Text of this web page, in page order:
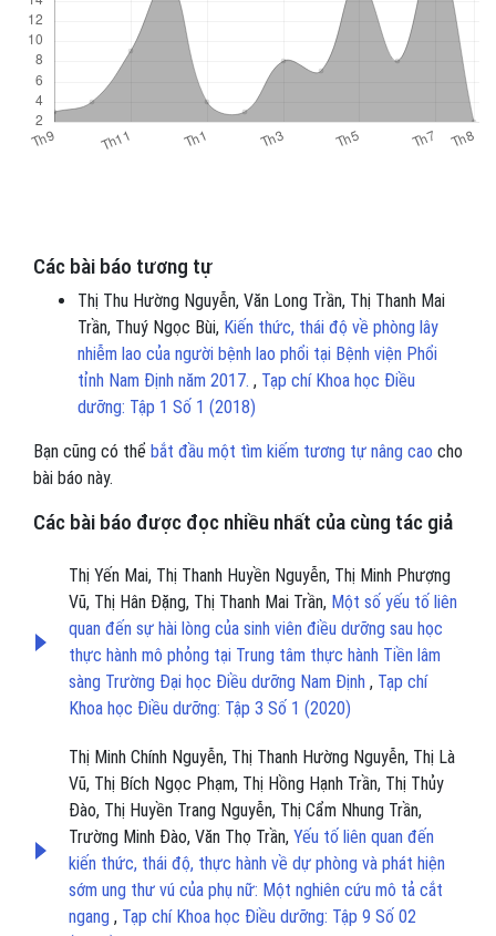
Các bài báo tương tự
Thị Thu Hường Nguyễn, Văn Long Trần, Thị Thanh Mai
Trần, Thuý Ngọc Bùi, Kiến thức, thái độ về phòng lây
nhiễm lao của người bệnh lao phổi tại Bệnh viện Phổi
tỉnh Nam Định năm 2017. , Tạp chí Khoa học Điều
dưỡng: Tập 1 Số 1 (2018)
Bạn cũng có thể bắt đầu một tìm kiếm tương tự nâng cao cho
bài báo này.
Các bài báo được đọc nhiều nhất của cùng tác giả
Thị Yến Mai, Thị Thanh Huyền Nguyễn, Thị Minh Phượng
Vũ, Thị Hân Đặng, Thị Thanh Mai Trần, Một số yếu tố liên
quan đến sự hài lòng của sinh viên điều dưỡng sau học
thực hành mô phỏng tại Trung tâm thực hành Tiền lâm
sàng Trường Đại học Điều dưỡng Nam Định , Tạp chí
Khoa học Điều dưỡng: Tập 3 Số 1 (2020)
Thị Minh Chính Nguyễn, Thị Thanh Hường Nguyễn, Thị Là
Vũ, Thị Bích Ngọc Phạm, Thị Hồng Hạnh Trần, Thị Thủy
Đào, Thị Huyền Trang Nguyễn, Thị Cẩm Nhung Trần,
Trường Minh Đào, Văn Thọ Trần, Yếu tố liên quan đến
kiến thức, thái độ, thực hành về dự phòng và phát hiện
sớm ung thư vú của phụ nữ: Một nghiên cứu mô tả cắt
ngang , Tạp chí Khoa học Điều dưỡng: Tập 9 Số 02